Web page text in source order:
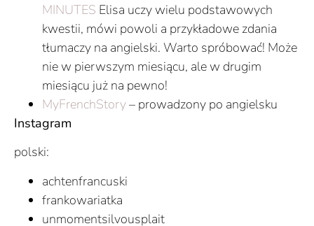
MINUTES Elisa uczy wielu podstawowych
kwestii, mówi powoli a przykładowe zdania
tłumaczy na angielski. Warto spróbować! Może
nie w pierwszym miesiącu, ale w drugim
miesiącu już na pewno!
MyFrenchStory– prowadzony po angielsku
Instagram
polski:
achtenfrancuski
frankowariatka
unmomentsilvousplait